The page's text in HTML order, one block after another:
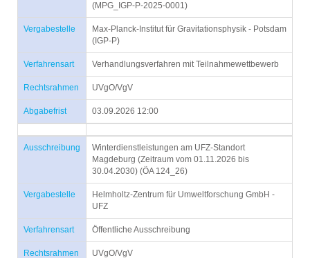
(MPG_IGP-P-2025-0001)
Vergabestelle
Max-Planck-Institut für Gravitationsphysik - Potsdam
(IGP-P)
Verfahrensart Verhandlungsverfahren mit Teilnahmewettbewerb
Rechtsrahmen UVgO/VgV
Abgabefrist 03.09.2026 12:00
Ausschreibung
Winterdienstleistungen am UFZ-Standort
Magdeburg (Zeitraum vom 01.11.2026 bis
30.04.2030) (ÖA 124_26)
Vergabestelle
Helmholtz-Zentrum für Umweltforschung GmbH -
UFZ
Verfahrensart Öffentliche Ausschreibung
Rechtsrahmen UVgO/VgV